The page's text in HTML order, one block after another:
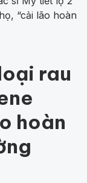
“cải lão hoàn
rau
hoàn